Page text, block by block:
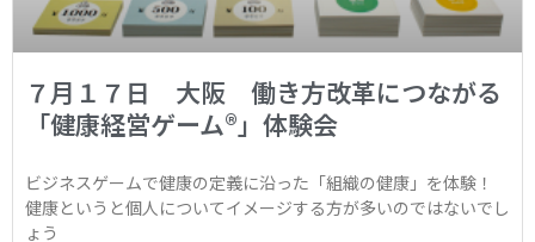
７月１７日 大阪 働き方改革につながる
「健康経営ゲーム®︎」体験会
ビジネスゲームで健康の定義に沿った「組織の健康」を体験！
健康というと個人についてイメージする方が多いのではないでし
ょう